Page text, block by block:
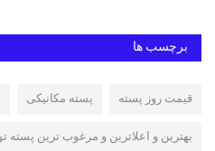
برچسب ها
قیمت روز پسته پسته مکانیکی
بهترین و اعلاترین و مرغوب ترین پسته